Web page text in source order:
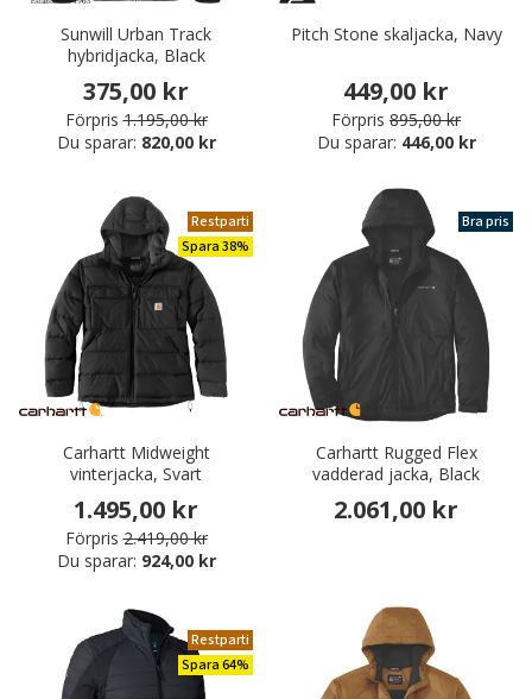
Sunwill Urban Track
hybridjacka, Black
375,00 kr
Förpris 1.195,00 kr
Du sparar: 820,00 kr
Pitch Stone skaljacka, Navy
449,00 kr
Förpris 895,00 kr
Du sparar: 446,00 kr
Restparti
Spara 38%
Carhartt Midweight
vinterjacka, Svart
1.495,00 kr
Förpris 2.419,00 kr
Du sparar: 924,00 kr
Bra pris
Carhartt Rugged Flex
vadderad jacka, Black
2.061,00 kr
Restparti
Spara 64%